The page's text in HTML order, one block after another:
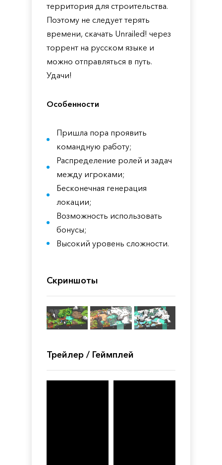
территория для строительства.
Поэтому не следует терять
времени, скачать Unrailed! через
торрент на русском языке и
можно отправляться в путь.
Удачи!
Особенности
Пришла пора проявить
командную работу;
Распределение ролей и задач
между игроками;
Бесконечная генерация
локации;
Возможность использовать
бонусы;
Высокий уровень сложности.
Скриншоты
Трейлер / Геймплей